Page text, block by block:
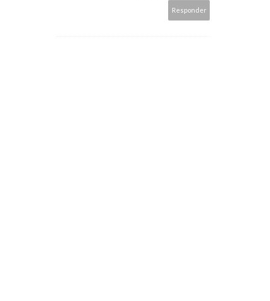
Responder